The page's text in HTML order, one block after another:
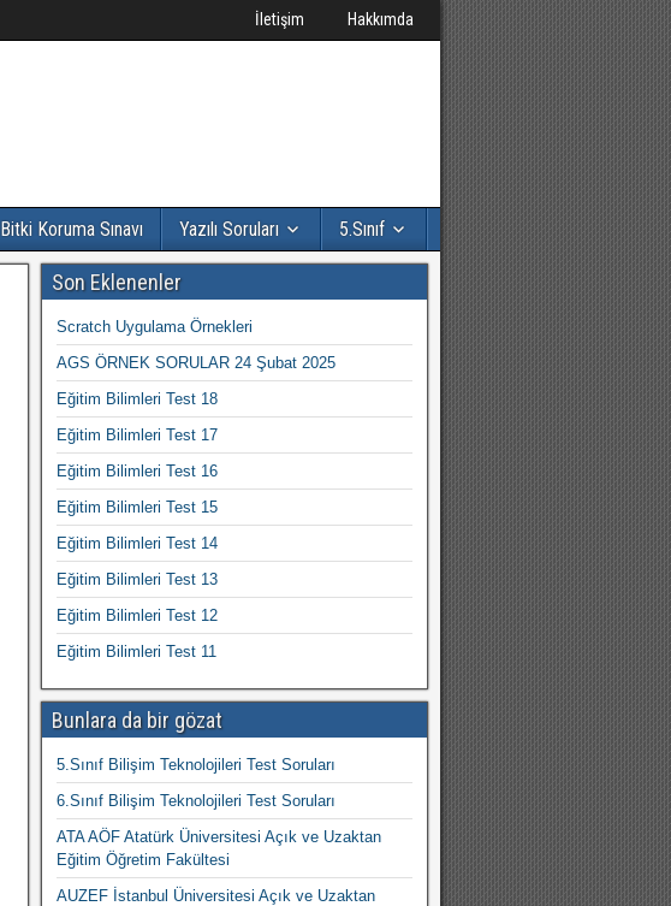
İletişim Hakkımda
Bitki Koruma Sınavı Yazılı Soruları 5.Sınıf
Son Eklenenler
Scratch Uygulama Örnekleri
AGS ÖRNEK SORULAR 24 Şubat 2025
Eğitim Bilimleri Test 18
Eğitim Bilimleri Test 17
Eğitim Bilimleri Test 16
Eğitim Bilimleri Test 15
Eğitim Bilimleri Test 14
Eğitim Bilimleri Test 13
Eğitim Bilimleri Test 12
Eğitim Bilimleri Test 11
Bunlara da bir gözat
5.Sınıf Bilişim Teknolojileri Test Soruları
6.Sınıf Bilişim Teknolojileri Test Soruları
ATA AÖF Atatürk Üniversitesi Açık ve Uzaktan
Eğitim Öğretim Fakültesi
AUZEF İstanbul Üniversitesi Açık ve Uzaktan